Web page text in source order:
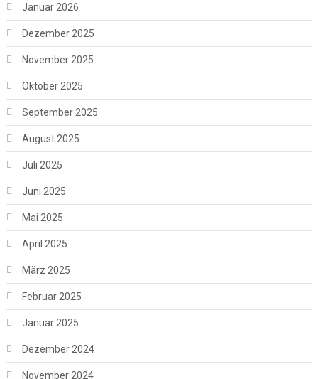
Januar 2026
Dezember 2025
November 2025
Oktober 2025
September 2025
August 2025
Juli 2025
Juni 2025
Mai 2025
April 2025
März 2025
Februar 2025
Januar 2025
Dezember 2024
November 2024